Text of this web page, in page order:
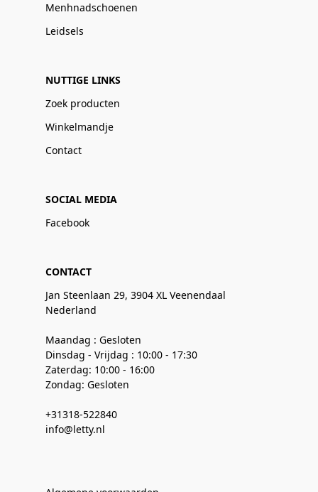
Menhnadschoenen
Leidsels
NUTTIGE LINKS
Zoek producten
Winkelmandje
Contact
SOCIAL MEDIA
Facebook
CONTACT
Jan Steenlaan 29, 3904 XL Veenendaal
Nederland
Maandag : Gesloten
Dinsdag - Vrijdag : 10:00 - 17:30
Zaterdag: 10:00 - 16:00
Zondag: Gesloten
+31318-522840
info@letty.nl